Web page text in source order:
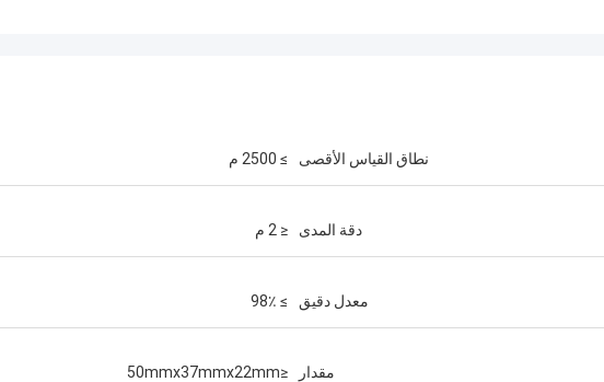
نطاق القياس الأقصى ≥ 2500 م
دقة المدى ≤ 2 م
معدل دقيق ≥ 98٪
مقدار ≤50mmx37mmx22mm